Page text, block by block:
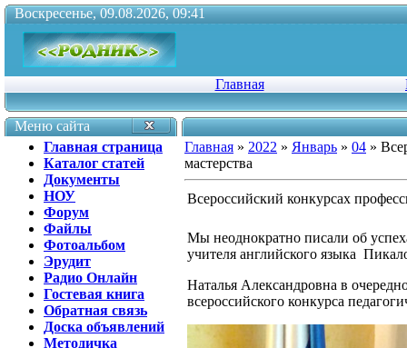
Воскресенье, 09.08.2026, 09:41
Главная
Меню сайта
Главная страница
Каталог статей
Документы
НОУ
Форум
Файлы
Фотоальбом
Эрудит
Радио Онлайн
Гостевая книга
Обратная связь
Доска объявлений
Методичка
Главная » 2022 » Январь » 04 »
мастерства
Всероссийский конкурсах
Мы неоднократно писали об
учителя английского языка
Наталья Александровна в
всероссийского конкурса